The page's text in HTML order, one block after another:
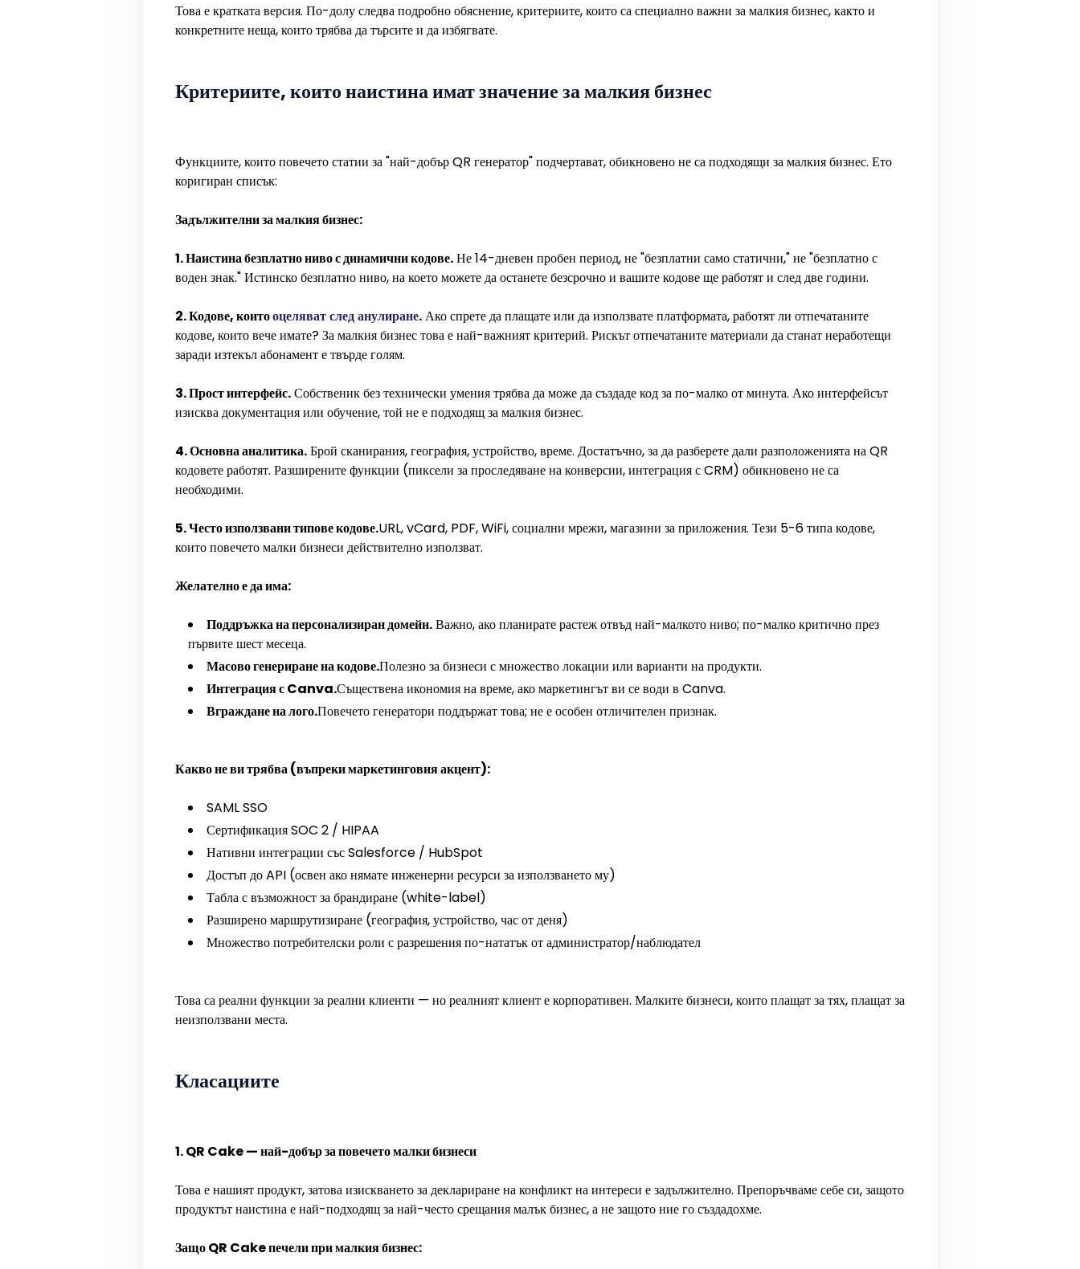
Това е кратката версия. По-долу следва подробно обяснение, критериите, които са специално важни за малкия бизнес, както и
конкретните неща, които трябва да търсите и да избягвате.
Критериите, които наистина имат значение за малкия бизнес
Функциите, които повечето статии за "най-добър QR генератор" подчертават, обикновено не са подходящи за малкия бизнес. Ето
коригиран списък:
Задължителни за малкия бизнес:
1. Наистина безплатно ниво с динамични кодове.Не 14-дневен пробен период, не "безплатни само статични," не "безплатно с
воден знак." Истинско безплатно ниво, на което можете да останете безсрочно и вашите кодове ще работят и след две години.
2. Кодове, коитооцеляват след анулиране.Ако спрете да плащате или да използвате платформата, работят ли отпечатаните
кодове, които вече имате? За малкия бизнес това е най-важният критерий. Рискът отпечатаните материали да станат неработещи
заради изтекъл абонамент е твърде голям.
3. Прост интерфейс.Собственик без технически умения трябва да може да създаде код за по-малко от минута. Ако интерфейсът
изисква документация или обучение, той не е подходящ за малкия бизнес.
4. Основна аналитика.Брой сканирания, география, устройство, време. Достатъчно, за да разберете дали разположенията на QR
кодовете работят. Разширените функции (пиксели за проследяване на конверсии, интеграция с CRM) обикновено не са
необходими.
5. Често използвани типове кодове.URL, vCard, PDF, WiFi, социални мрежи, магазини за приложения. Тези 5-6 типа кодове,
които повечето малки бизнеси действително използват.
Желателно е да има:
Поддръжка на персонализиран домейн.Важно, ако планирате растеж отвъд най-малкото ниво; по-малко критично през
първите шест месеца.
Масово генериране на кодове.Полезно за бизнеси с множество локации или варианти на продукти.
Интеграция с Canva.Съществена икономия на време, ако маркетингът ви се води в Canva.
Вграждане на лого.Повечето генератори поддържат това; не е особен отличителен признак.
Какво не ви трябва (въпреки маркетинговия акцент):
SAML SSO
Сертификация SOC 2 / HIPAA
Нативни интеграции със Salesforce / HubSpot
Достъп до API (освен ако нямате инженерни ресурси за използването му)
Табла с възможност за брандиране (white-label)
Разширено маршрутизиране (география, устройство, час от деня)
Множество потребителски роли с разрешения по-нататък от администратор/наблюдател
Това са реални функции за реални клиенти — но реалният клиент е корпоративен. Малките бизнеси, които плащат за тях, плащат за
неизползвани места.
Класациите
1. QR Cake — най-добър за повечето малки бизнеси
Това е нашият продукт, затова изискването за деклариране на конфликт на интереси е задължително. Препоръчваме себе си, защото
продуктът наистина е най-подходящ за най-често срещания малък бизнес, а не защото ние го създадохме.
Защо QR Cake печели при малкия бизнес: